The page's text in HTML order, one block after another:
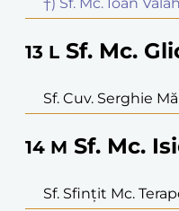
13 L Sf. Mc.
Sf. Cuv. Serghie
14 M Sf. Mc.
Sf. Sfințit Mc.